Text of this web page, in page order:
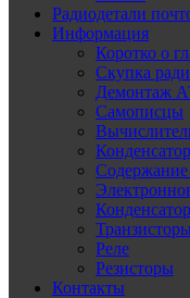
Радиодетали
Информация
Коротко о
Скупка
Демонтаж
Самописцы
Реле
Резисторы
Контакты